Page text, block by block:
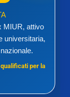
MIUR, attivo
universitaria,
per la